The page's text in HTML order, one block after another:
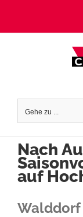
Gehe zu ...
Nach
auf